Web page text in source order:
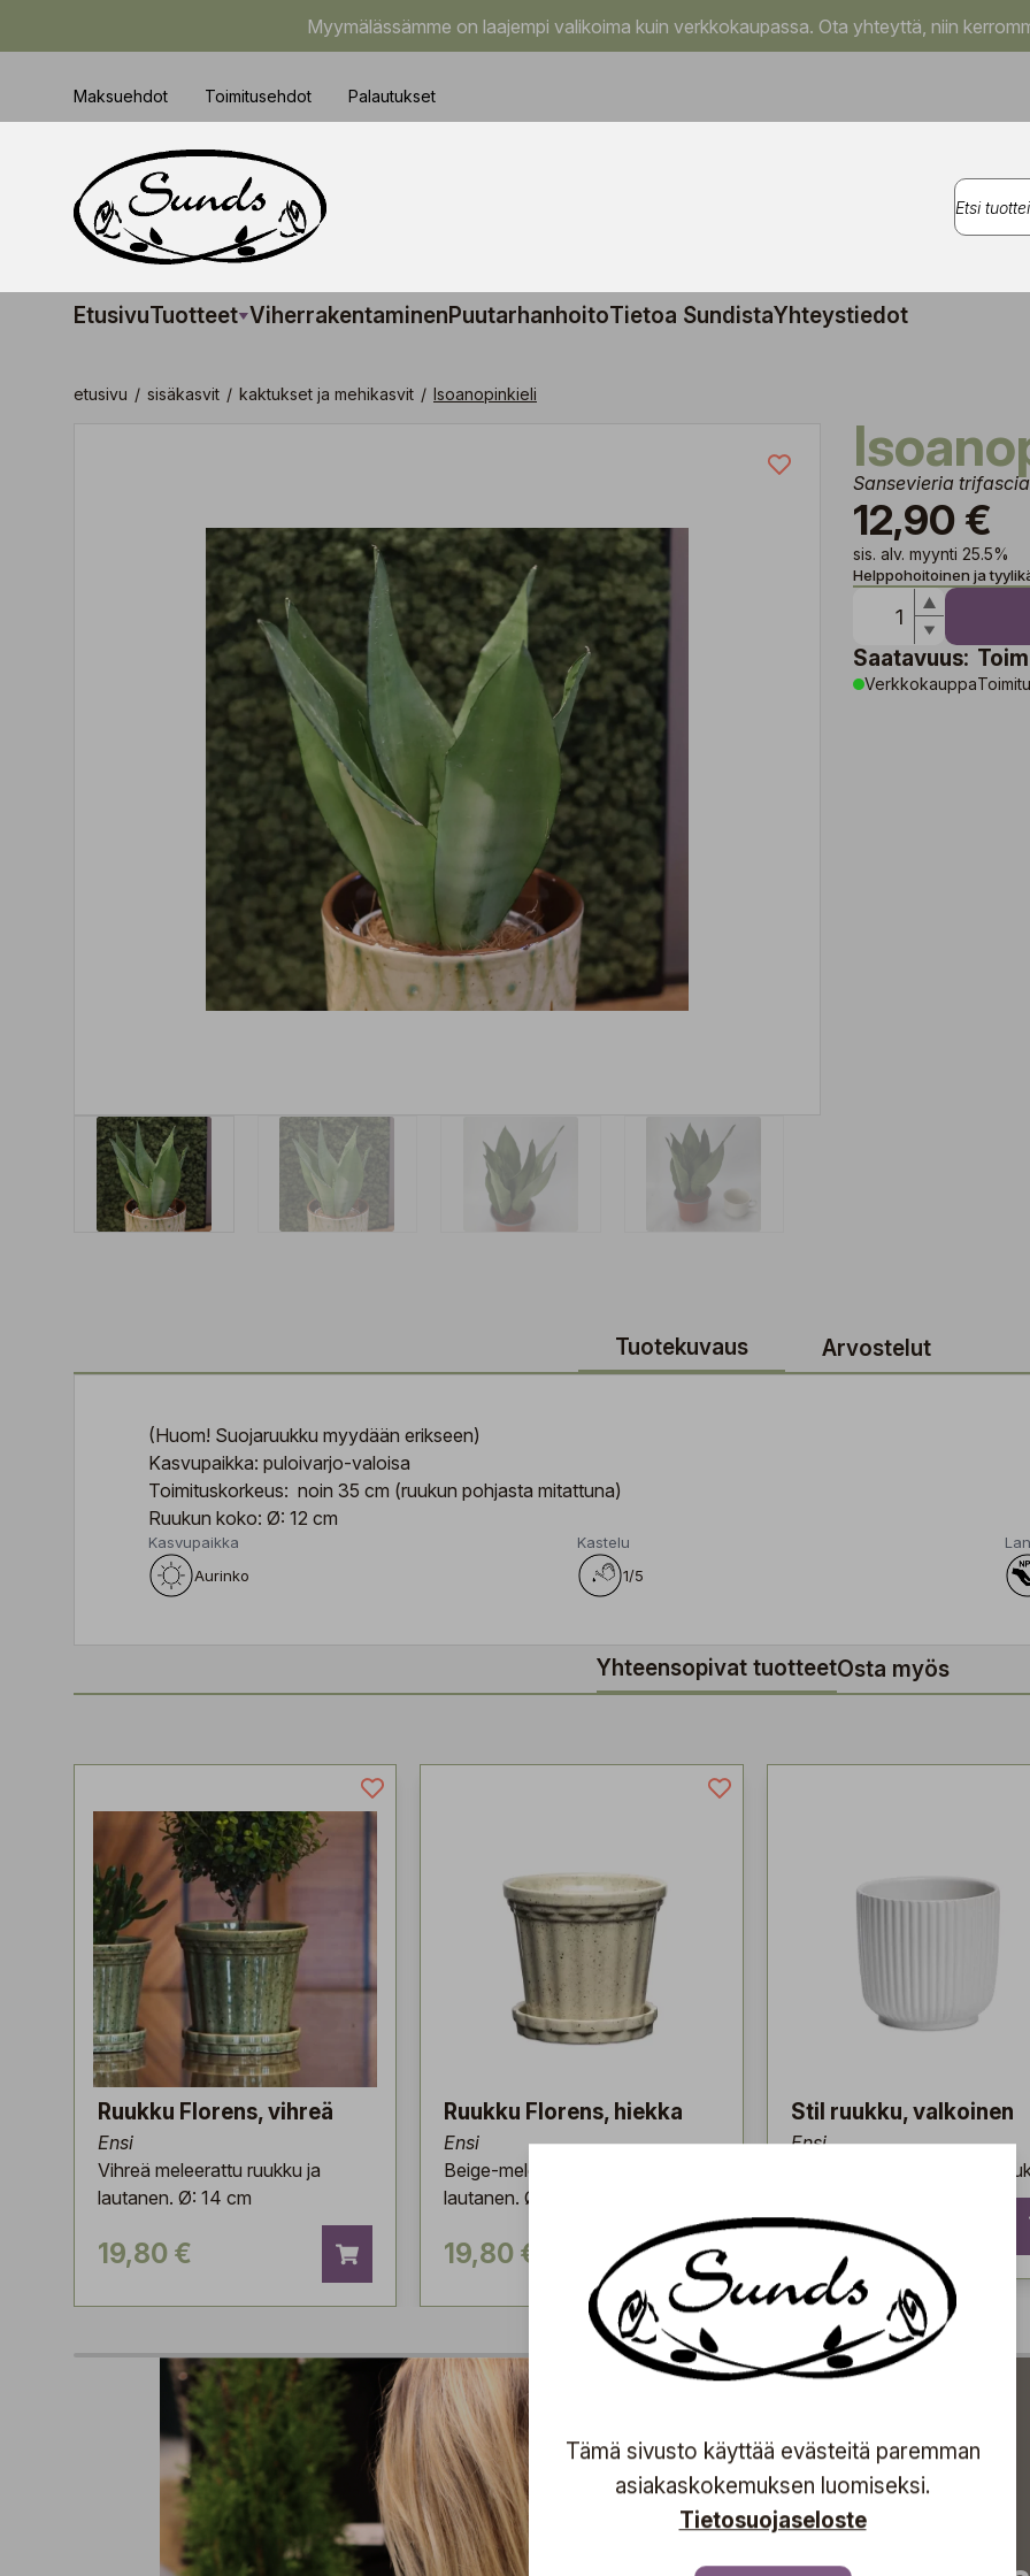
Myymälässämme on laajempi valikoima kuin verkkokaupassa. Ota yhteyttä, niin
Maksuehdot Toimitusehdot Palautukset
EtusivuTuotteet ViherrakentaminenPuutarhanhoitoTietoa SundistaYhteystiedot
etusivu / sisäkasvit / kaktukset ja mehikasvit / Isoanopinkieli
Sansevieria
12,90 €
sis. alv. myynti 25.5%
Helppohoitoinen ja
Saatavuus:
Verkkokauppa
Tuotekuvaus Arvostelut
(Huom! Suojaruukku myydään erikseen)
Kasvupaikka: puloivarjo-valoisa
Toimituskorkeus: noin 35 cm (ruukun pohjasta mitattuna)
Ruukun koko: Ø: 12 cm
Kasvupaikka
Aurinko
Kastelu
1/5
Yhteensopivat tuotteetOsta myös
Ruukku Florens, vihreä
Ensi
Vihreä meleerattu ruukku ja
lautanen. Ø: 14 cm
19,80 €
Ruukku Florens, hiekka
Ensi
Beige-meleerattu ruukku ja
lautanen. Ø: 14 cm
19,80 €
Stil ruukku, valkoinen
Ensi
Ajattoman tyylikäs
5,90 €
Tämä sivusto käyttää evästeitä paremman
asiakaskokemuksen luomiseksi.
Tietosuojaseloste